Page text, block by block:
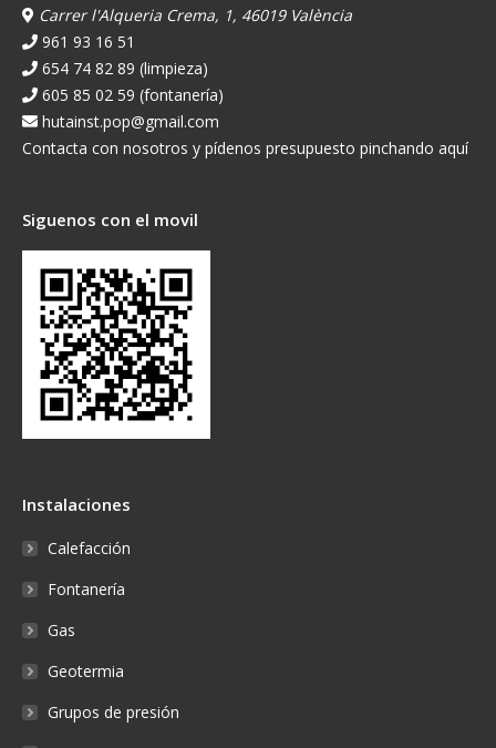
Carrer l'Alqueria Crema, 1, 46019 València
961 93 16 51
654 74 82 89 (limpieza)
605 85 02 59 (fontanería)
hutainst.pop@gmail.com
Contacta con nosotros y pídenos presupuesto pinchando aquí
Siguenos con el movil
Instalaciones
Calefacción
Fontanería
Gas
Geotermia
Grupos de presión